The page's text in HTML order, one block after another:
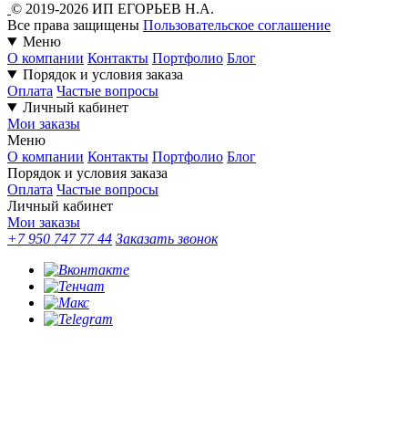
© 2019-2026 ИП ЕГОРЬЕВ Н.А.
Все права защищены Пользовательское соглашение
Меню
О компании Контакты Портфолио Блог
Порядок и условия заказа
Оплата Частые вопросы
Личный кабинет
Мои заказы
Меню
О компании Контакты Портфолио Блог
Порядок и условия заказа
Оплата Частые вопросы
Личный кабинет
Мои заказы
+7 950 747 77 44 Заказать звонок